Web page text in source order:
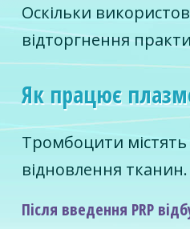
Оскільки
відторгнення
Як працює
Тромбоцити містять
відновлення тканин.
Після введення PRP